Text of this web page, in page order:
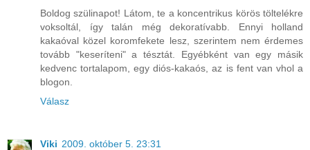
Boldog szülinapot! Látom, te a koncentrikus körös töltelékre
voksoltál, így talán még dekoratívabb. Ennyi holland
kakaóval közel koromfekete lesz, szerintem nem érdemes
tovább "keseríteni" a tésztát. Egyébként van egy másik
kedvenc tortalapom, egy diós-kakaós, az is fent van vhol a
blogon.
Válasz
Viki 2009. október 5. 23:31